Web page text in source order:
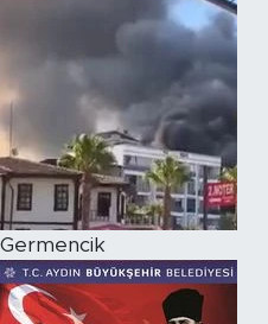
Germencik